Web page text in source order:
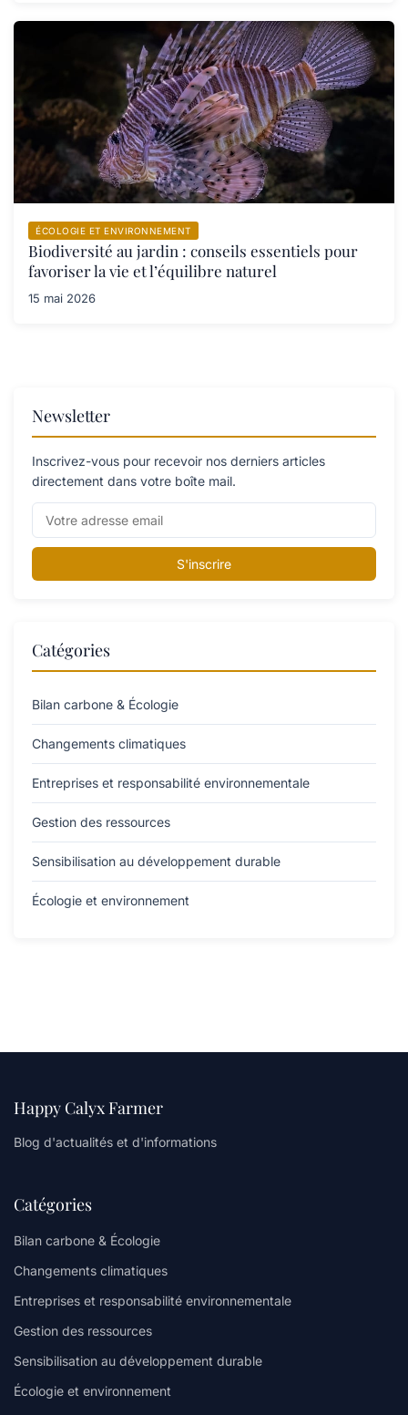
ÉCOLOGIE ET ENVIRONNEMENT
Biodiversité au jardin : conseils essentiels pour
favoriser la vie et l’équilibre naturel
15 mai 2026
Newsletter
Inscrivez-vous pour recevoir nos derniers articles
directement dans votre boîte mail.
S'inscrire
Catégories
Bilan carbone & Écologie
Changements climatiques
Entreprises et responsabilité environnementale
Gestion des ressources
Sensibilisation au développement durable
Écologie et environnement
Happy Calyx Farmer
Blog d'actualités et d'informations
Catégories
Bilan carbone & Écologie
Changements climatiques
Entreprises et responsabilité environnementale
Gestion des ressources
Sensibilisation au développement durable
Écologie et environnement